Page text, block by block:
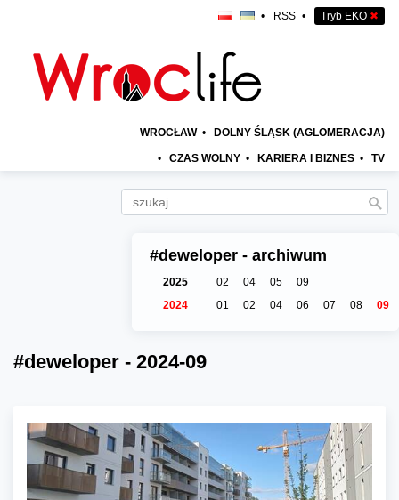
• RSS • Tryb EKO ✖
WROCŁAW • DOLNY ŚLĄSK (AGLOMERACJA)
• CZAS WOLNY • KARIERA I BIZNES • TV
#deweloper - archiwum
2025 02 04 05
09
2024
01 02 04 06 07 08 09
#deweloper - 2024-09